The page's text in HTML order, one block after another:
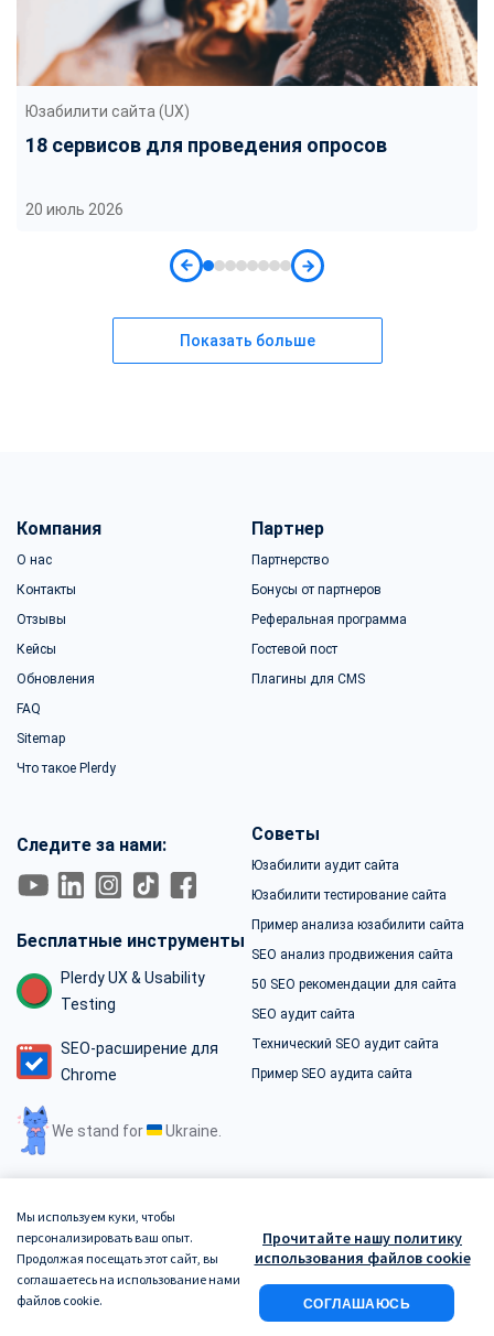
Юзабилити сайта (UX)
18 сервисов для проведения опросов
20 июль 2026
Показать больше
Компания
О нас
Контакты
Отзывы
Кейсы
Обновления
FAQ
Sitemap
Что такое Plerdy
Партнер
Партнерство
Бонусы от партнеров
Реферальная программа
Гостевой пост
Плагины для CMS
Следите за нами:
Бесплатные инструменты
Plerdy UX & Usability
Testing
SEO-расширение для
Chrome
We stand for Ukraine.
Советы
Юзабилити аудит сайта
Юзабилити тестирование сайта
Пример анализа юзабилити сайта
SEO анализ продвижения сайта
50 SEO рекомендации для сайта
SEO аудит сайта
Технический SEO аудит сайта
Пример SEO аудита сайта
Условия использования Политика конфиденциальности
Политика Безопасности
Copyright © 2026. Plerdy. All rights reserved
Мы используем куки, чтобы
персонализировать ваш опыт.
Продолжая посещать этот сайт, вы
соглашаетесь на использование нами
файлов cookie.
СОГЛАШАЮСЬ
Прочитайте нашу политику
использования файлов cookie